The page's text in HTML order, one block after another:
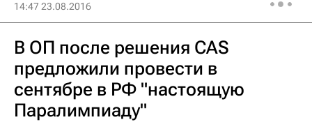
14:47 23.08.2016
В ОП после решения CAS
предложили провести в
сентябре в РФ "настоящую
Паралимпиаду"